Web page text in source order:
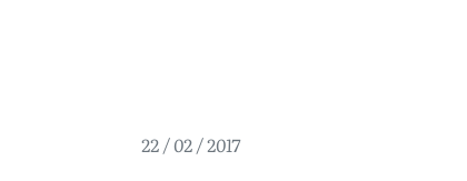
22 / 02 / 2017